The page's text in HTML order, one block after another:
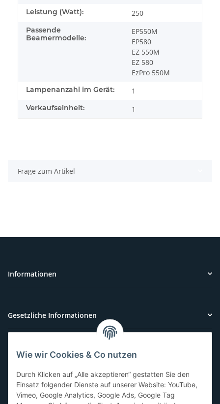
Leistung (Watt): 250
Passende
Beamermodelle:
EP550M
EP580
EZ 550M
EZ 580
EzPro 550M
Lampenanzahl im Gerät: 1
Verkaufseinheit: 1
Frage zum Artikel
Informationen
Gesetzliche Informationen
Kundenservice
Sie benötigen Hilfe oder haben Fragen?
071-5355993
Wie wir Cookies & Co nutzen
Durch Klicken auf „Alle akzeptieren“ gestatten Sie den
Einsatz folgender Dienste auf unserer Website: YouTube,
Vimeo, Google Analytics, Google Ads, Google Tag